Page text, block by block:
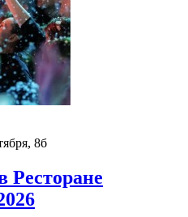
8б
Ресторане